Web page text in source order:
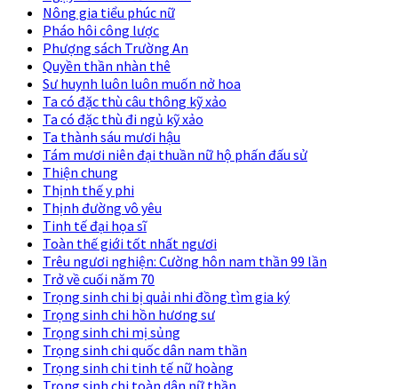
Nông gia tiểu phúc nữ
Pháo hôi công lược
Phượng sách Trường An
Quyền thần nhàn thê
Sư huynh luôn luôn muốn nở hoa
Ta có đặc thù câu thông kỹ xảo
Ta có đặc thù đi ngủ kỹ xảo
Ta thành sáu mươi hậu
Tám mươi niên đại thuần nữ hộ phấn đấu sử
Thiện chung
Thịnh thế y phi
Thịnh đường vô yêu
Tinh tế đại họa sĩ
Toàn thế giới tốt nhất ngươi
Trêu ngươi nghiện: Cường hôn nam thần 99 lần
Trở về cuối năm 70
Trọng sinh chi bị quải nhi đồng tìm gia ký
Trọng sinh chi hồn hương sư
Trọng sinh chi mị sủng
Trọng sinh chi quốc dân nam thần
Trọng sinh chi tinh tế nữ hoàng